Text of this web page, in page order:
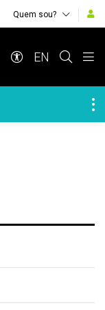
Quem sou?
EN